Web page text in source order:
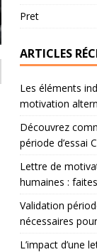
Pret
ARTICLES
Les éléments
motivation
Découvrez
période d’essai
Lettre de
humaines :
Validation
nécessaires
L’impact d’une